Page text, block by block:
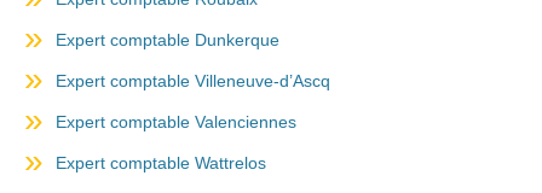
Expert comptable Dunkerque
Expert comptable Villeneuve-d’Ascq
Expert comptable Valenciennes
Expert comptable Wattrelos